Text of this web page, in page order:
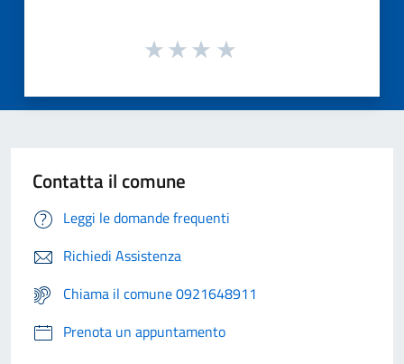
Contatta il comune
Leggi le domande frequenti
Richiedi Assistenza
Chiama il comune 0921648911
Prenota un appuntamento